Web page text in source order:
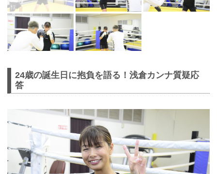
24歳の誕生日に抱負を語る！浅倉カンナ質疑応
答